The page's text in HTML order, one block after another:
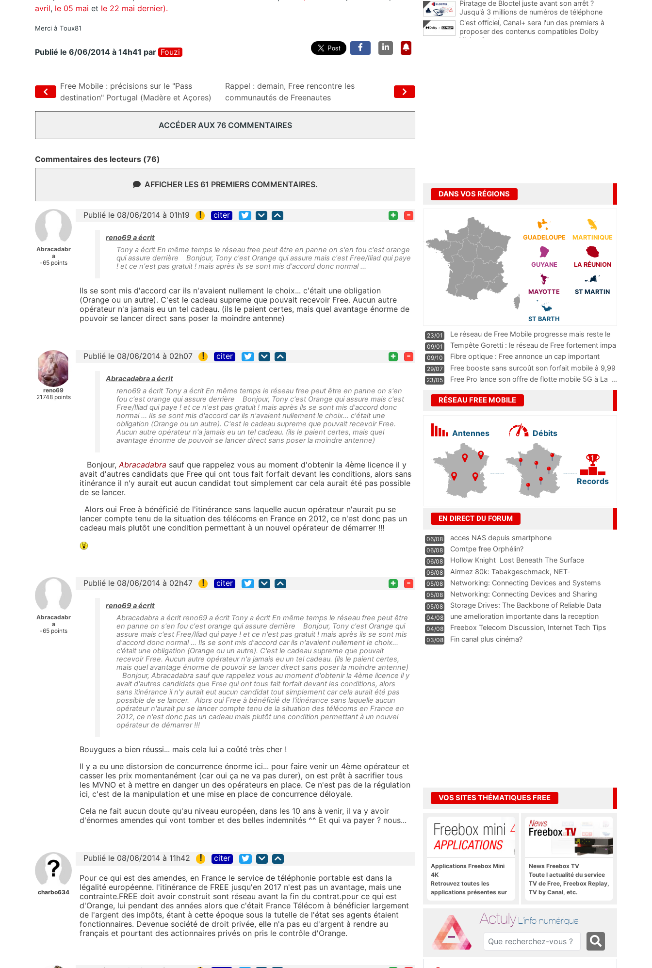
avril, le 05 mai et le 22 mai dernier).
Merci à Toux81
Publié le 6/06/2014 à 14h41 par Fouzi
Free Mobile : précisions sur le "Pass
destination" Portugal (Madère et Açores)
Rappel : demain, Free rencontre les
communautés de Freenautes
ACCÉDER AUX 76 COMMENTAIRES
Commentaires des lecteurs (76)
AFFICHER LES 61 PREMIERS COMMENTAIRES.
Abracadabr
a
-65 points
Publié le 08/06/2014 à 01h19 ! citer + -
reno69 a écrit
Tony a écrit En même temps le réseau free peut être en panne on s'en fou c'est orange
qui assure derrière Bonjour, Tony c'est Orange qui assure mais c'est Free/Iliad qui paye
! et ce n'est pas gratuit ! mais après ils se sont mis d'accord donc normal ...
Ils se sont mis d'accord car ils n'avaient nullement le choix... c'était une obligation
(Orange ou un autre). C'est le cadeau supreme que pouvait recevoir Free. Aucun autre
opérateur n'a jamais eu un tel cadeau. (ils le paient certes, mais quel avantage énorme de
pouvoir se lancer direct sans poser la moindre antenne)
reno69
21748 points
Publié le 08/06/2014 à 02h07 ! citer + -
Abracadabra a écrit
reno69 a écrit Tony a écrit En même temps le réseau free peut être en panne on s'en
fou c'est orange qui assure derrière Bonjour, Tony c'est Orange qui assure mais c'est
Free/Iliad qui paye ! et ce n'est pas gratuit ! mais après ils se sont mis d'accord donc
normal ... Ils se sont mis d'accord car ils n'avaient nullement le choix... c'était une
obligation (Orange ou un autre). C'est le cadeau supreme que pouvait recevoir Free.
Aucun autre opérateur n'a jamais eu un tel cadeau. (ils le paient certes, mais quel
avantage énorme de pouvoir se lancer direct sans poser la moindre antenne)
Bonjour,Abracadabra sauf que rappelez vous au moment d'obtenir la 4ème licence il y
avait d'autres candidats que Free qui ont tous fait forfait devant les conditions, alors sans
itinérance il n'y aurait eut aucun candidat tout simplement car cela aurait été pas possible
de se lancer.
Alors oui Free à bénéficié de l'itinérance sans laquelle aucun opérateur n'aurait pu se
lancer compte tenu de la situation des télécoms en France en 2012, ce n'est donc pas un
cadeau mais plutôt une condition permettant à un nouvel opérateur de démarrer !!!
Abracadabr
a
-65 points
Publié le 08/06/2014 à 02h47 ! citer + -
reno69 a écrit
Abracadabra a écrit reno69 a écrit Tony a écrit En même temps le réseau free peut être
en panne on s'en fou c'est orange qui assure derrière Bonjour, Tony c'est Orange qui
assure mais c'est Free/Iliad qui paye ! et ce n'est pas gratuit ! mais après ils se sont mis
d'accord donc normal ... Ils se sont mis d'accord car ils n'avaient nullement le choix...
c'était une obligation (Orange ou un autre). C'est le cadeau supreme que pouvait
recevoir Free. Aucun autre opérateur n'a jamais eu un tel cadeau. (ils le paient certes,
mais quel avantage énorme de pouvoir se lancer direct sans poser la moindre antenne)
Bonjour, Abracadabra sauf que rappelez vous au moment d'obtenir la 4ème licence il y
avait d'autres candidats que Free qui ont tous fait forfait devant les conditions, alors
sans itinérance il n'y aurait eut aucun candidat tout simplement car cela aurait été pas
possible de se lancer. Alors oui Free à bénéficié de l'itinérance sans laquelle aucun
opérateur n'aurait pu se lancer compte tenu de la situation des télécoms en France en
2012, ce n'est donc pas un cadeau mais plutôt une condition permettant à un nouvel
opérateur de démarrer !!!
Bouygues a bien réussi... mais cela lui a coûté très cher !
Il y a eu une distorsion de concurrence énorme ici... pour faire venir un 4ème opérateur et
casser les prix momentanément (car oui ça ne va pas durer), on est prêt à sacrifier tous
les MVNO et à mettre en danger un des opérateurs en place. Ce n'est pas de la régulation
ici, c'est de la manipulation et une mise en place de concurrence déloyale.
Cela ne fait aucun doute qu'au niveau européen, dans les 10 ans à venir, il va y avoir
d'énormes amendes qui vont tomber et des belles indemnités ^^ Et qui va payer ? nous...
charbo634
Publié le 08/06/2014 à 11h42 ! citer
Pour ce qui est des amendes, en France le service de téléphonie portable est dans la
légalité européenne. l'itinérance de FREE jusqu'en 2017 n'est pas un avantage, mais une
contrainte.FREE doit avoir construit sont réseau avant la fin du contrat.pour ce qui est
d'Orange, lui pendant des années alors que c'était France Télécom à bénéficier largement
de l'argent des impôts, étant à cette époque sous la tutelle de l'état ses agents étaient
fonctionnaires. Devenue société de droit privée, elle n'a pas eu d'argent à rendre au
français et pourtant des actionnaires privés on pris le contrôle d'Orange.
Piratage de Bloctel juste avant son arrêt ?
Jusqu'à 3 millions de numéros de téléphone
auraient fuité
C'est officiel, Canal+ sera l'un des premiers à
proposer des contenus compatibles Dolby
Vision 2
DANS VOS RÉGIONS
GUADELOUPE MARTINIQUE
GUYANE LA RÉUNION
MAYOTTE ST MARTIN
ST BARTH
23/01
Le réseau de Free Mobile progresse mais reste le
m
...
09/01
Tempête Goretti : le réseau de Free fortement impa
09/10
Fibre optique : Free annonce un cap important
pass
...
29/07
Free booste sans surcoût son forfait mobile à 9,99
23/05 Free Pro lance son offre de flotte mobile 5G à La ...
RÉSEAU FREE MOBILE
Antennes Débits
Records
EN DIRECT DU FORUM
06/08 acces NAS depuis smartphone
06/08 Comtpe free Orphélin?
06/08 Hollow Knight  Lost Beneath The Surface
06/08
Airmez 80k: Tabakgeschmack, NET-
Technologie und Leistung im
05/08 Networking: Connecting Devices and Systems
05/08
Networking: Connecting Devices and Sharing
Information
05/08
Storage Drives: The Backbone of Reliable Data
Management
04/08
une amelioration importante dans la reception
WIFI
04/08
Freebox Telecom Discussion, Internet Tech Tips
Communi
03/08 Fin canal plus cinéma?
VOS SITES THÉMATIQUES FREE
Applications Freebox Mini
4K
Retrouvez toutes les
applications présentes sur
News Freebox TV
Toute l actualité du service
TV de Free, Freebox Replay,
TV by Canal, etc.
Actuly L'info numérique